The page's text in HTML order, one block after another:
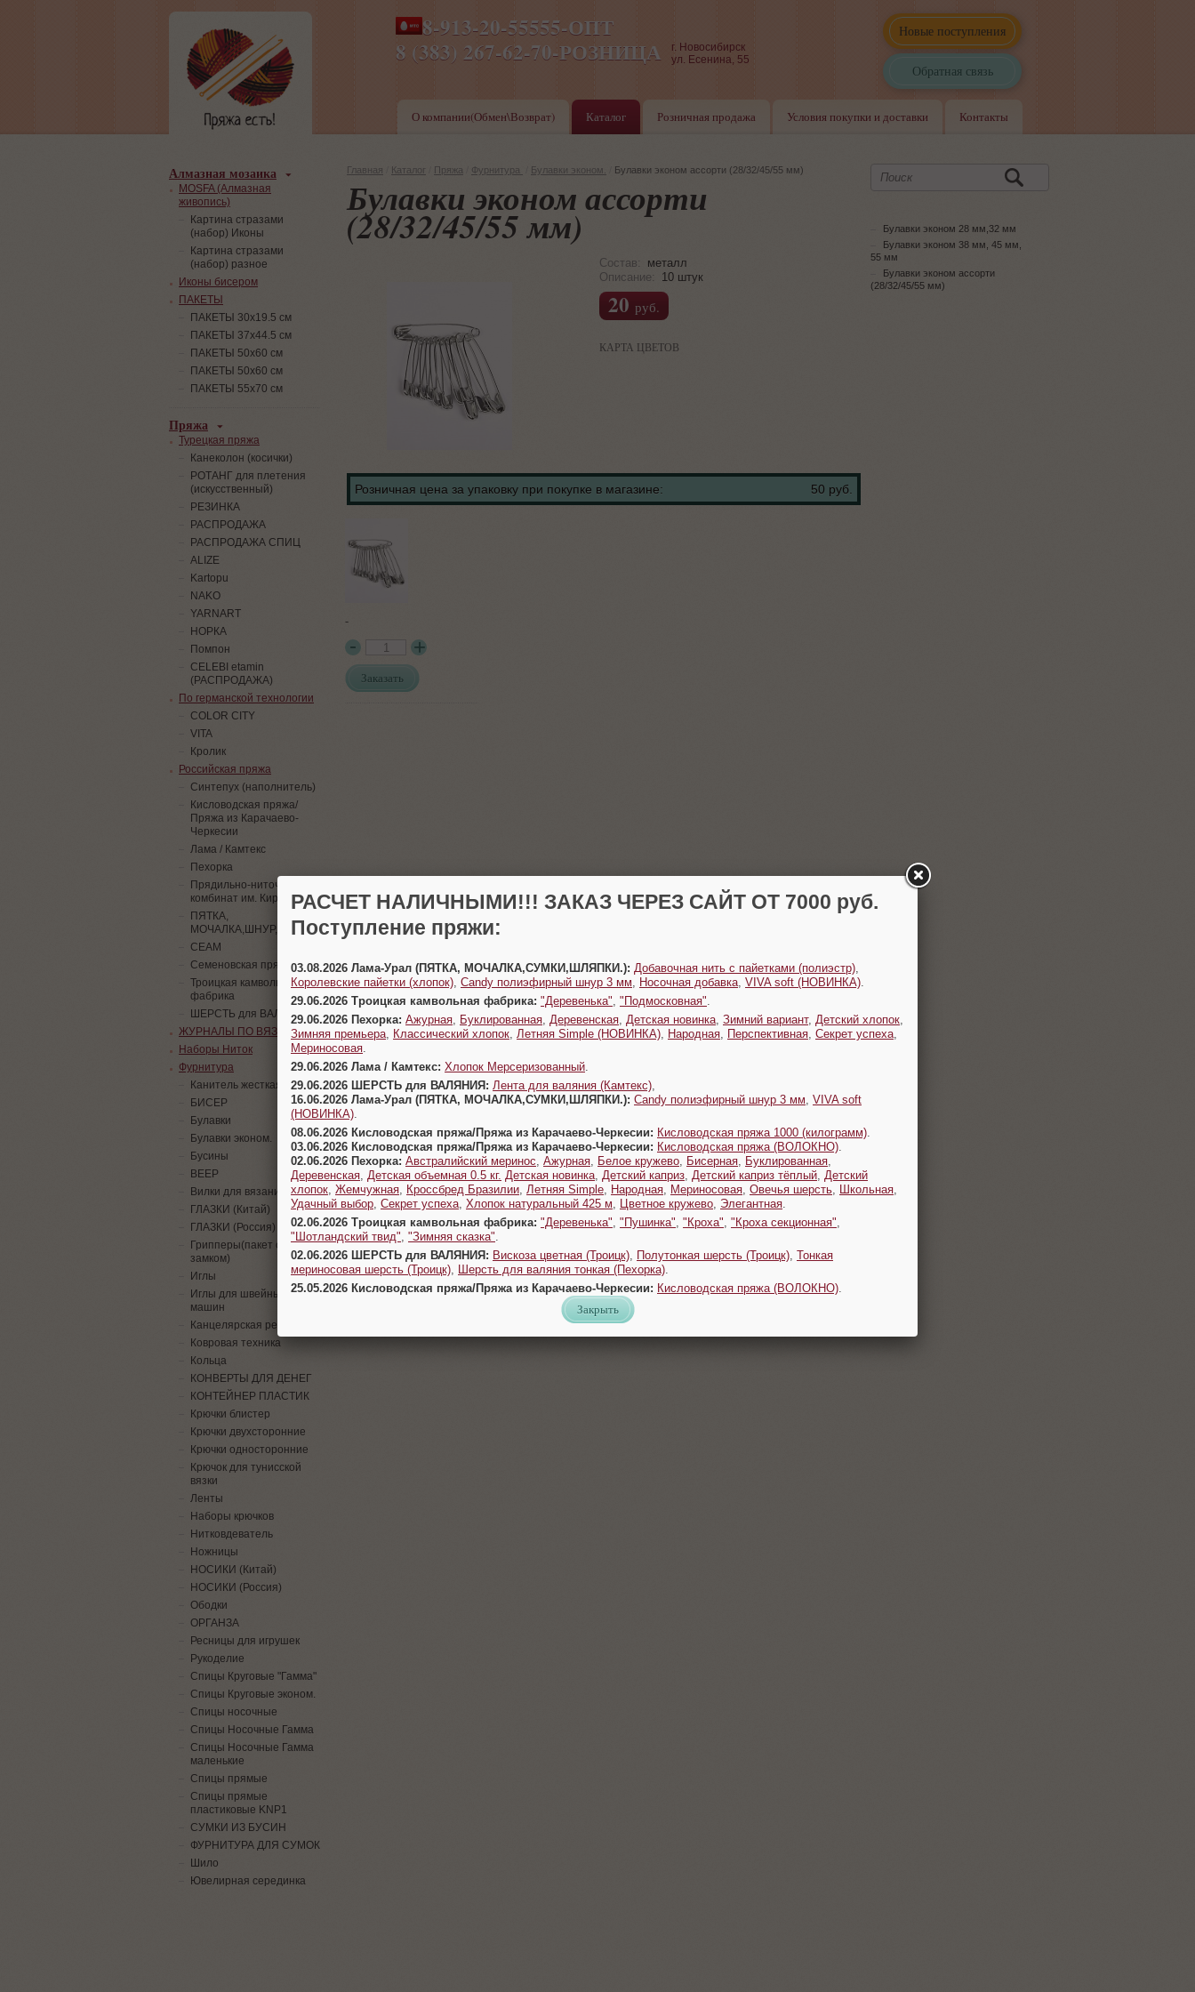
Новые поступления
Обратная связь
8-913-20-55555-ОПТ
8 (383) 267-62-70-РОЗНИЦА
ПН-ПТ 8-17,СБ-ВС 9-17
г. Новосибирск
ул. Есенина, 55
О компании(Обмен\Возврат) Каталог Розничная продажа Условия покупки и доставки Контакты
Главная Каталог Пряжа Фурнитура Булавки эконом. Булавки эконом ассорти (28/32/45/55 мм)
Булавки эконом ассорти
(28/32/45/55 мм)
Состав:
металл
Описание:
10 штук
20 руб.
КАРТА ЦВЕТОВ
Розничная цена за упаковку при покупке в магазине: 50 руб.
-
Заказать
Алмазная мозаика
MOSFA (Алмазная
живопись)
Картина стразами
(набор) Иконы
Картина стразами
(набор) разное
Иконы бисером
ПАКЕТЫ
ПАКЕТЫ 30х19.5 см
ПАКЕТЫ 37х44.5 см
ПАКЕТЫ 50х60 см
ПАКЕТЫ 50х60 см
ПАКЕТЫ 55х70 см
Пряжа
Турецкая пряжа
Канеколон (косички)
РОТАНГ для плетения
(искусственный)
PЕЗИНКА
РАСПРОДАЖА
РАСПРОДАЖА СПИЦ
ALIZE
Kartopu
NAKO
YARNART
НОРКА
Помпон
СELEBI etamin
(РАСПРОДАЖА)
По германской технологии
COLOR CITY
VITA
Кролик
Российская пряжа
Синтепух (наполнитель)
Кисловодская пряжа/
Пряжа из Карачаево-
Черкесии
Лама / Камтекс
Пехорка
Прядильно-ниточный
комбинат им. Кирова
ПЯТКА,
МОЧАЛКА,ШНУР,ПАЙЕТКИ
СЕАМ
Семеновская пряжа
Троицкая камвольная
фабрика
ШЕРСТЬ для ВАЛЯНИЯ
ЖУРНАЛЫ ПО ВЯЗАНИЮ
Наборы Ниток
Фурнитура
Канитель жесткая
БИСЕР
Булавки
Булавки эконом.
Бусины
ВЕЕР
Вилки для вязания
ГЛАЗКИ (Китай)
ГЛАЗКИ (Россия)
Грипперы(пакет с
замком)
Иглы
Иглы для швейных
машин
Канцелярская резинка
Ковровая техника
Кольца
КОНВЕРТЫ ДЛЯ ДЕНЕГ
КОНТЕЙНЕР ПЛАСТИК
Крючки блистер
Крючки двухсторонние
Крючки односторонние
Крючок для тунисской
вязки
Ленты
Наборы крючков
Нитковдеватель
Ножницы
НОСИКИ (Китай)
НОСИКИ (Россия)
Ободки
ОРГАНЗА
Ресницы для игрушек
Рукоделие
Спицы Круговые "Гамма"
Спицы Круговые эконом.
Спицы носочные
Спицы Носочные Гамма
Спицы Носочные Гамма
маленькие
Спицы прямые
Спицы прямые
пластиковые KNP1
СУМКИ ИЗ БУСИН
ФУРНИТУРА ДЛЯ СУМОК
Шило
Ювелирная серединка
Булавки эконом 28 мм,32 мм
Булавки эконом 38 мм, 45 мм,
55 мм
Булавки эконом ассорти
(28/32/45/55 мм)
РАСЧЕТ НАЛИЧНЫМИ!!! ЗАКАЗ ЧЕРЕЗ САЙТ ОТ 7000 руб.
Поступление пряжи:
03.08.2026 Лама-Урал (ПЯТКА, МОЧАЛКА,СУМКИ,ШЛЯПКИ.): Добавочная нить с пайетками (полиэстр)
Королевские пайетки (хлопок) Candy полиэфирный шнур 3 мм Носочная добавка VIVA soft (НОВИНКА)
29.06.2026 Троицкая камвольная фабрика: "Деревенька" "Подмосковная"
29.06.2026 Пехорка: Ажурная Буклированная Деревенская Детская новинка Зимний вариант, Детский хлопок
Зимняя премьера
Классический хлопок Летняя Simple (НОВИНКА) Народная Перспективная Секрет успеха
Мериносовая
29.06.2026 Лама / Камтекс: Хлопок Мерсеризованный
29.06.2026 ШЕРСТЬ для ВАЛЯНИЯ: Лента для валяния (Камтекс)
16.06.2026 Лама-Урал (ПЯТКА, МОЧАЛКА,СУМКИ,ШЛЯПКИ.): Candy полиэфирный шнур 3 мм VIVA soft
(НОВИНКА)
08.06.2026 Кисловодская пряжа/Пряжа из Карачаево-Черкесии: Кисловодская пряжа 1000 (килограмм)
03.06.2026 Кисловодская пряжа/Пряжа из Карачаево-Черкесии: Кисловодская пряжа (ВОЛОКНО)
02.06.2026 Пехорка: Австралийский меринос Ажурная Белое кружево Бисерная Буклированная
Деревенская Детская объемная 0.5 кг. Детская новинка Детский каприз Детский каприз тёплый Детский
хлопок Жемчужная Кроссбред Бразилии Летняя Simple Народная Мериносовая Овечья шерсть Школьная
Удачный выбор Секрет успеха Хлопок натуральный 425 м Цветное кружево Элегантная
02.06.2026 Троицкая камвольная фабрика: "Деревенька" "Пушинка" "Кроха" "Кроха секционная"
"Шотландский твид" "Зимняя сказка"
02.06.2026 ШЕРСТЬ для ВАЛЯНИЯ: Вискоза цветная (Троицк) Полутонкая шерсть (Троицк) Тонкая
мериносовая шерсть (Троицк)
Шерсть для валяния тонкая (Пехорка)
25.05.2026 Кисловодская пряжа/Пряжа из Карачаево-Черкесии: Кисловодская пряжа (ВОЛОКНО)
Закрыть